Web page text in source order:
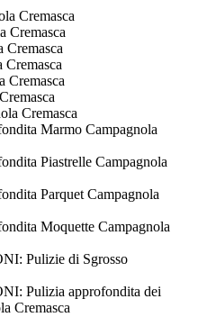
Cremasca
Cremasca
Cremasca
Cremasca
Cremasca
Cremasca
Marmo Campagnola
Piastrelle Campagnola
Parquet Campagnola
Moquette Campagnola
Pulizie di Sgrosso
Pulizia approfondita dei
Cremasca